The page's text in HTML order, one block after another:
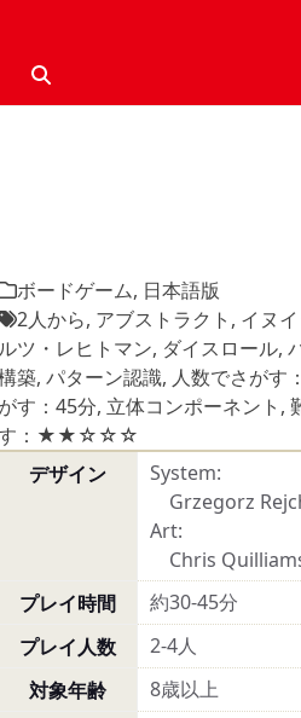
ボードゲーム, 日本語版
2人から, アブストラクト , イヌ
ツ・レヒトマン, ダイスロール,
築, パターン認識, 人数でさがす
す：45分, 立体コンポーネント ,
：★★☆☆☆
デザイン
System:
Grzegorz
Art:
Chris
プレイ時間
約30-45分
プレイ人数
2-4人
対象年齢
8歳以上